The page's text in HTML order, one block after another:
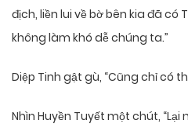
địch, liền lui về bờ bên kia đã có
không làm khó dễ chúng ta.”
Diệp Tinh gật gù, “Cũng chỉ có
Nhìn Huyền Tuyết một chút,